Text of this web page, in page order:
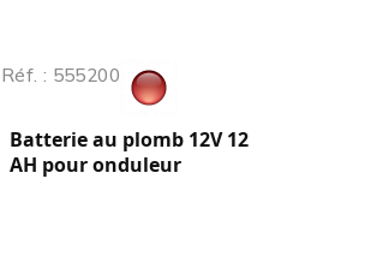
Réf. : 555200
Batterie au plomb 12V 12
AH pour onduleur